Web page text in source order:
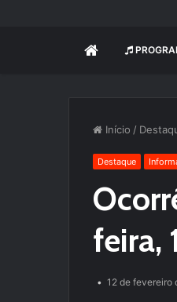
INÍCIO
Início /
Destaque
feira,
12 de fevereiro